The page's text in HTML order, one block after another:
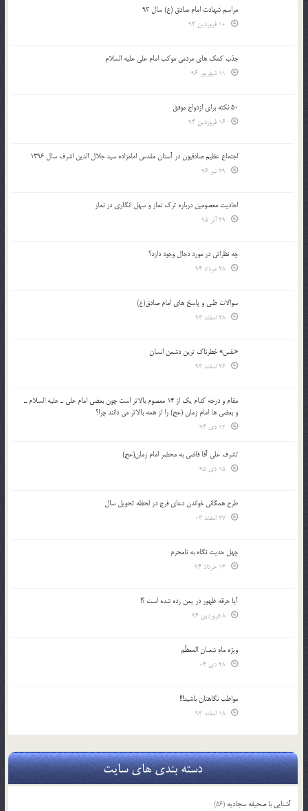
مراسم شهادت امام صادق (ع) سال 93
جذب کمک های مردمی موکب امام علی علیه السلام
50 نکته برای ازدواج موفق
اجتماع عظیم صادقیون در آستان مقدس امامزاده سید جلال الدین اشرف سال 1396
احادیث معصومین درباره ترک نماز و سهل انگاری در نماز
چه نظراتی در مورد دجال وجود دارد؟
سوالات طبی و پاسخ های امام صادق(ع)
«نفس» خطرناک ترین دشمن انسان
مقام و درجه كدام يك از 14 معصوم بالاتر است چون بعضي امام علي ـ عليه السلام ـ
و بعضي ها امام زمان (عج) را از همه بالاتر مي دانند چرا؟
تشرف علي آقا قاضي به محضر امام زمان(عج)
طرح همگانی خواندن دعای فرج در لحظه تحویل سال
چهل حدیث نگاه به نامحرم
آیا جرقه ظهور در یمن زده شده است ؟!
ویژه ماه شعبان المعظّم
مواظب نگاهتان باشید!!!
دسته بندی های سایت
آشنایی با صحیفه سجادیه (56)